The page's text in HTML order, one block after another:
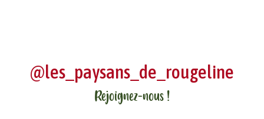
@les_paysans_de_rougeline
Rejoignez-nous !